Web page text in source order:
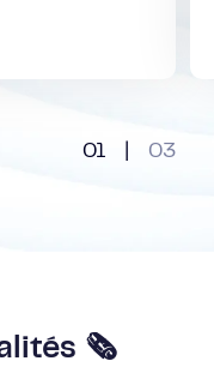
01 03
🗞️